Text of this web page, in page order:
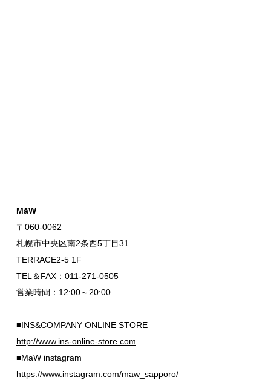
MāW
〒060-0062
札幌市中央区南2条西5丁目31
TERRACE2-5 1F
TEL＆FAX：011-271-0505
営業時間：12:00～20:00
■INS&COMPANY ONLINE STORE
http://www.ins-online-store.com
■MaW instagram
https://www.instagram.com/maw_sapporo/